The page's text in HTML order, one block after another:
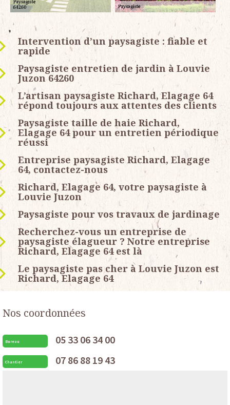
Intervention d’un paysagiste : fiable et
rapide
Paysagiste entretien de jardin à Louvie
Juzon 64260
L’artisan paysagiste Richard, Elagage 64
répond toujours aux attentes des clients
Paysagiste taille de haie Richard,
Elagage 64 pour un entretien périodique
réussi
Entreprise paysagiste Richard, Elagage
64, contactez-nous
Richard, Elagage 64, votre paysagiste à
Louvie Juzon
Paysagiste pour vos travaux de jardinage
Recherchez-vous un entreprise de
paysagiste élagueur ? Notre entreprise
Richard, Elagage 64 est là
Le paysagiste pas cher à Louvie Juzon est
Richard, Elagage 64
Nos coordonnées
Bureau 05 33 06 34 00
Chantier 07 86 88 19 43